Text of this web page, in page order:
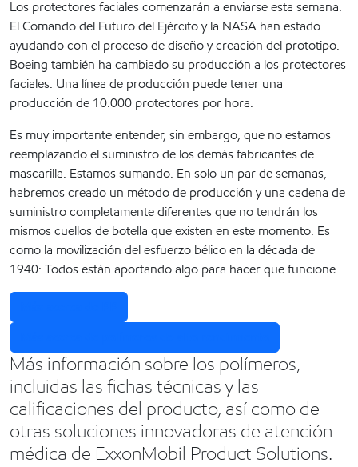
Los protectores faciales comenzarán a enviarse esta semana.
El Comando del Futuro del Ejército y la NASA han estado
ayudando con el proceso de diseño y creación del prototipo.
Boeing también ha cambiado su producción a los protectores
faciales. Una línea de producción puede tener una
producción de 10.000 protectores por hora.
Es muy importante entender, sin embargo, que no estamos
reemplazando el suministro de los demás fabricantes de
mascarilla. Estamos sumando. En solo un par de semanas,
habremos creado un método de producción y una cadena de
suministro completamente diferentes que no tendrán los
mismos cuellos de botella que existen en este momento. Es
como la movilización del esfuerzo bélico en la década de
1940: Todos están aportando algo para hacer que funcione.
Más información sobre los polímeros,
incluidas las fichas técnicas y las
calificaciones del producto, así como de
otras soluciones innovadoras de atención
médica de ExxonMobil Product Solutions.